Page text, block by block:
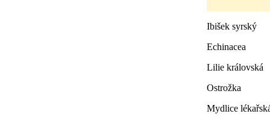
Ibišek syrský
Echinacea
Lilie královská
Ostrožka
Mydlice